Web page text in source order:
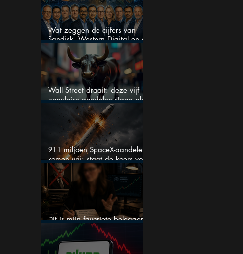
Wat zeggen de cijfers van
Sandisk, Western Digital en de
AI-Infrastructuur aandelen mij
werkelijk
Wall Street draait: deze vijf
populaire aandelen staan plots
onder spanning
911 miljoen SpaceX-aandelen
komen vrij: staat de koers voor
een nieuwe crash?
Dit is mijn favoriete belegger…
en het is niet Warren Buffett